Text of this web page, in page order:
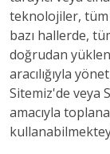
teknolojiler, tüm
bazı hallerde,
doğrudan
aracılığıyla
Sitemiz'de veya
amacıyla